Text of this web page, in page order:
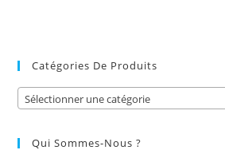
Catégories De Produits
Sélectionner une catégorie
Qui Sommes-Nous ?